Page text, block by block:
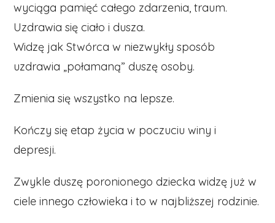
wyciąga pamięć całego zdarzenia, traum.
Uzdrawia się ciało i dusza.
Widzę jak Stwórca w niezwykły sposób
uzdrawia „połamaną” duszę osoby.
Zmienia się wszystko na lepsze.
Kończy się etap życia w poczuciu winy i
depresji.
Zwykle duszę poronionego dziecka widzę już w
ciele innego człowieka i to w najbliższej rodzinie.